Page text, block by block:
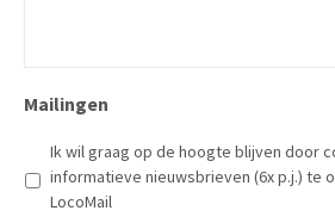
Mailingen
Ik wil graag op de hoogte blijven door
informatieve nieuwsbrieven (6x p.j.) te
LocoMail